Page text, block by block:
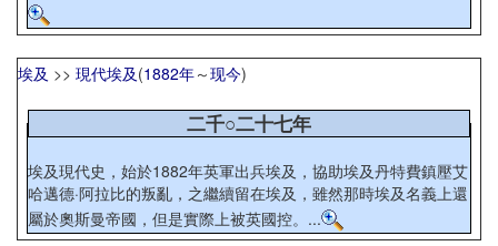
埃及 >> 現代埃及(1882年～现今)
二千○二十七年
埃及現代史，始於1882年英軍出兵埃及，協助埃及丹特費鎮壓艾
哈邁德·阿拉比的叛亂，之繼續留在埃及，雖然那時埃及名義上還
屬於奧斯曼帝國，但是實際上被英國控。...